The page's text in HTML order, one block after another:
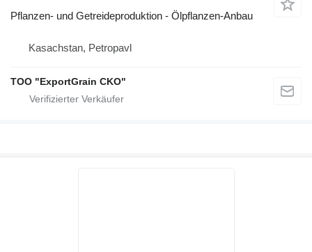
Pflanzen- und Getreideproduktion - Ölpflanzen-Anbau
Kasachstan, Petropavl
TOO "ExportGrain CKO"